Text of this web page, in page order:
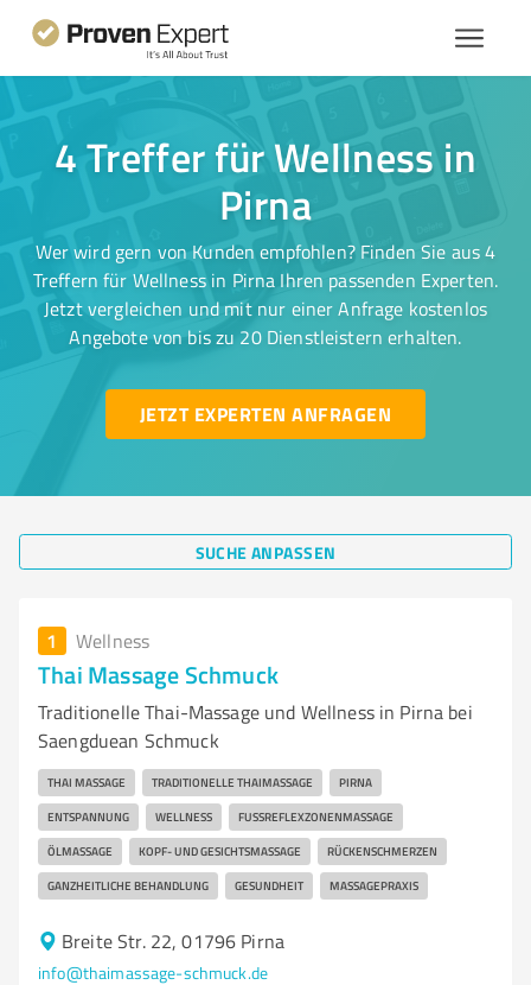
4 Treffer für Wellness in
Pirna
Wer wird gern von Kunden empfohlen? Finden Sie aus 4
Treffern für Wellness in Pirna Ihren passenden Experten.
Jetzt vergleichen und mit nur einer Anfrage kostenlos
Angebote von bis zu 20 Dienstleistern erhalten.
JETZT EXPERTEN ANFRAGEN
SUCHE ANPASSEN
1 Wellness
Thai Massage Schmuck
Traditionelle Thai-Massage und Wellness in Pirna bei
Saengduean Schmuck
THAI MASSAGE TRADITIONELLE THAIMASSAGE PIRNA
ENTSPANNUNG WELLNESS FUSSREFLEXZONENMASSAGE
ÖLMASSAGE KOPF- UND GESICHTSMASSAGE RÜCKENSCHMERZEN
GANZHEITLICHE BEHANDLUNG GESUNDHEIT MASSAGEPRAXIS
Breite Str. 22, 01796 Pirna
info@thaimassage-schmuck.de